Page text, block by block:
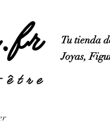
Tu tienda
Joyas,